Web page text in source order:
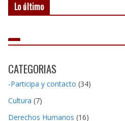
Lo último
CATEGORIAS
-Participa y contacto (34)
Cultura (7)
Derechos Humanos (16)